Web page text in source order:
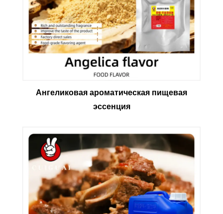
Ангеликовая ароматическая пищевая
эссенция